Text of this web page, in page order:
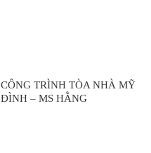
CÔNG TRÌNH TÒA NHÀ MỸ
ĐÌNH – MS HẰNG